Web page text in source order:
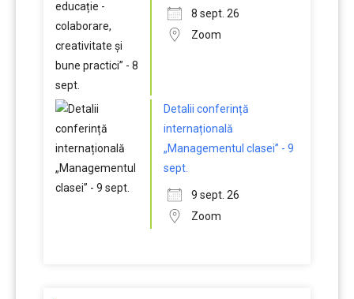
8 sept. 26
Zoom
Detalii conferință
internațională
„Managementul clasei” - 9
sept.
9 sept. 26
Zoom